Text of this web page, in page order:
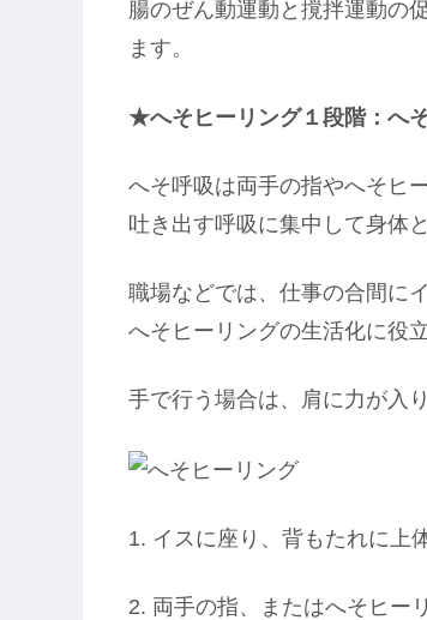
腸のぜん動運動と撹拌運動の
ます。
★へそヒーリング１段階：へ
へそ呼吸は両手の指やへそヒ
吐き出す呼吸に集中して身体
職場などでは、仕事の合間に
へそヒーリングの生活化に役立
手で行う場合は、肩に力が入
1. イスに座り、背もたれに上
2. 両手の指、またはへそヒー